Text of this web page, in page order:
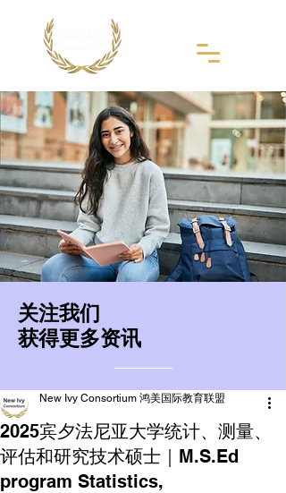
​关注我们
获得更多资讯
2025宾夕法尼亚大学统计、测量、
评估和研究技术硕士｜M.S.Ed
program Statistics,
New Ivy Consortium 鸿美国际教育联盟